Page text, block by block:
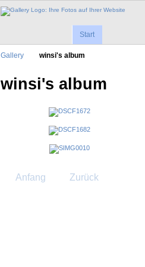
Start
Gallery winsi's album
winsi's album
Anfang Zurück